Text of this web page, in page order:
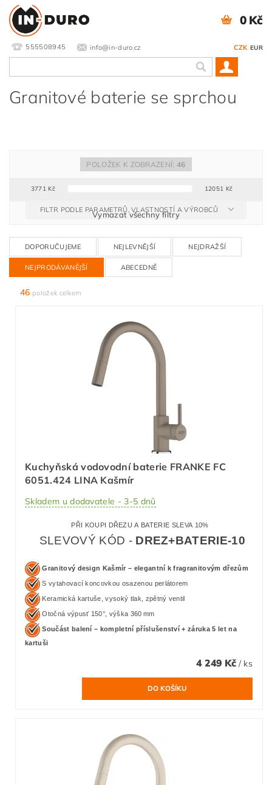
555508945 info@in-duro.cz CZK EUR
0 Kč
Granitové baterie se sprchou
3771Kč 12051 Kč
POLOŽEK K ZOBRAZENÍ:46
FILTR PODLE PARAMETRŮ, VLASTNOSTÍ A VÝROBCŮ
Vymazat všechny filtry
DOPORUČUJEME NEJLEVNĚJŠÍ NEJDRAŽŠÍ
NEJPRODÁVANĚJŠÍ ABECEDNĚ
46 položek celkem
Kuchyňská vodovodní baterie FRANKE FC
6051.424 LINA Kašmír
Skladem u dodavatele - 3-5 dnů
PŘI KOUPI DŘEZU A BATERIE SLEVA 10%
SLEVOVÝ KÓD - DREZ+BATERIE-10
Granitový design Kašmír – elegantní k fragranitovým dřezům
S vytahovací koncovkou osazenou perlátorem
Keramická kartuše, vysoký tlak, zpětný ventil
Otočná výpusť 150°, výška 360 mm
Součást balení – kompletní příslušenství + záruka 5 let na
kartuši
4 249 Kč / ks